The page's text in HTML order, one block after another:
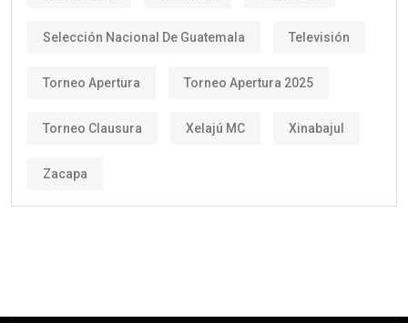
Selección Nacional De Guatemala Televisión
Torneo Apertura Torneo Apertura 2025
Torneo Clausura Xelajú MC Xinabajul
Zacapa